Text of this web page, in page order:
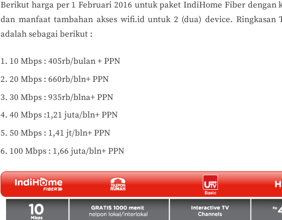
Berikut harga per 1 Februari 2016 untuk paket IndiHome Fiber dengan
dan manfaat tambahan akses wifi.id untuk 2 (dua) device. Ringkasan
adalah sebagai berikut :
10 Mbps : 405rb/bulan + PPN
20 Mbps : 660rb/bln+ PPN
30 Mbps : 935rb/blna+ PPN
40 Mbps :1,21 juta/bln+ PPN
50 Mbps : 1,41 jt/bln+ PPN
100 Mbps : 1,66 juta/bln+ PPN